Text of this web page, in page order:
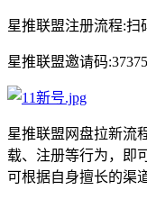
星推联盟注册流程:扫
星推联盟邀请码
星推联盟网盘拉新流
载、注册等行为，即
可根据自身擅长的渠